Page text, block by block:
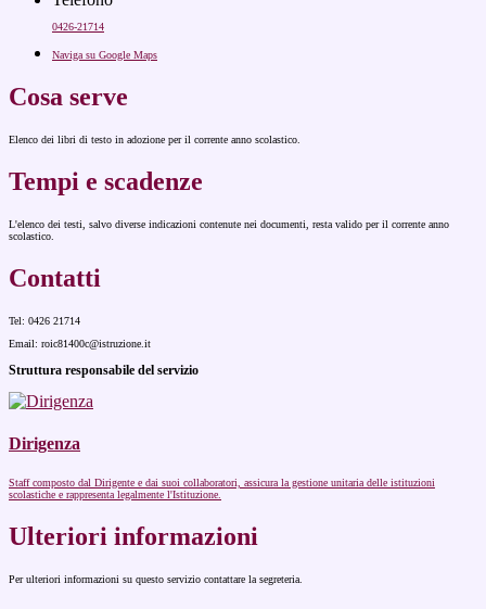
0426-21714
Naviga su Google Maps
Cosa serve
Elenco dei libri di testo in adozione per il corrente anno scolastico.
Tempi e scadenze
L'elenco dei testi, salvo diverse indicazioni contenute nei documenti, resta valido per il corrente anno
scolastico.
Contatti
Tel: 0426 21714
Email: roic81400c@istruzione.it
Struttura responsabile del servizio
Dirigenza
Staff composto dal Dirigente e dai suoi collaboratori, assicura la gestione unitaria delle istituzioni
scolastiche e rappresenta legalmente l'Istituzione.
Ulteriori informazioni
Per ulteriori informazioni su questo servizio contattare la segreteria.